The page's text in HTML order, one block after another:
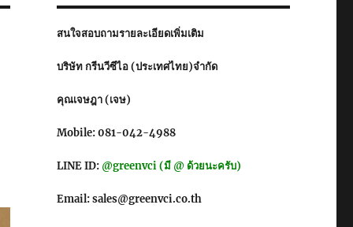
สนใจสอบถามรายละเอียดเพิ่มเติม
บริษัท กรีนวีซีไอ (ประเทศไทย)จำกัด
คุณเจษฎา (เจษ)
Mobile: 081-042-4988
LINE ID: @greenvci (มี @ ด้วยนะครับ)
Email: sales@greenvci.co.th